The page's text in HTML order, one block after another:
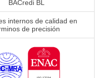
BACredi BL
internos de calidad en
de precisión